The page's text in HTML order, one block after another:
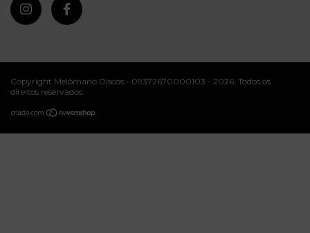
Copyright Melômano Discos - 09372670000103 - 2026. Todos os
direitos reservados.